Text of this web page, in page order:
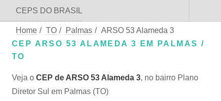
CEPS DO BRASIL
Home / TO / Palmas / ARSO 53 Alameda 3
CEP ARSO 53 ALAMEDA 3 EM PALMAS /
TO
Veja o CEP de ARSO 53 Alameda 3, no bairro Plano
Diretor Sul em Palmas (TO)